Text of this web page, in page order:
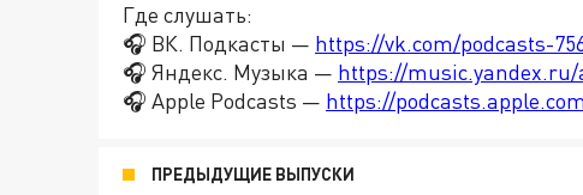
Где слушать:
🎧 ВК. Подкасты — https://vk.com/podcasts-
🎧 Яндекс. Музыка — https://music.yandex.ru/
🎧 Apple Podcasts — https://
ПРЕДЫДУЩИЕ ВЫПУСКИ